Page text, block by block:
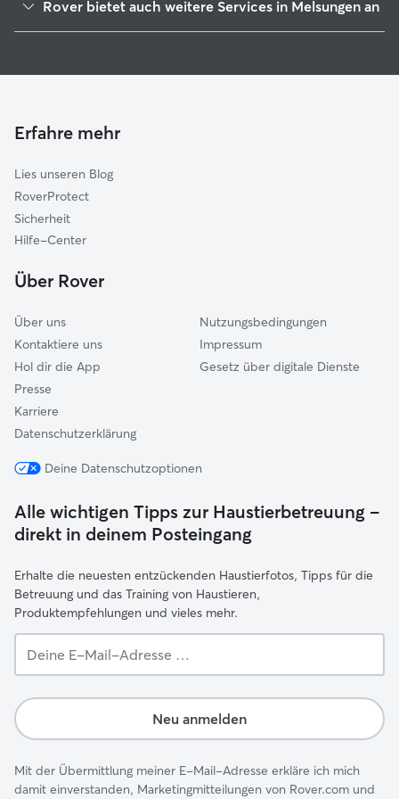
Guxhagen
Wabern
Edermünde
Fuldabrück
Lohfelden
Kaufungen
Rover bietet auch weitere Services in Melsungen an
Erfahre mehr
Lies unseren Blog
RoverProtect
Sicherheit
Hilfe-Center
Über Rover
Über uns
Kontaktiere uns
Hol dir die App
Presse
Karriere
Datenschutzerklärung
Nutzungsbedingungen
Impressum
Gesetz über digitale Dienste
Deine Datenschutzoptionen
Alle wichtigen Tipps zur Haustierbetreuung –
direkt in deinem Posteingang
Erhalte die neuesten entzückenden Haustierfotos, Tipps für die
Betreuung und das Training von Haustieren,
Produktempfehlungen und vieles mehr.
E-
Adresse …
Neu anmelden
Mit der Übermittlung meiner E-Mail-Adresse erkläre ich mich
damit einverstanden, Marketingmitteilungen von Rover.com und